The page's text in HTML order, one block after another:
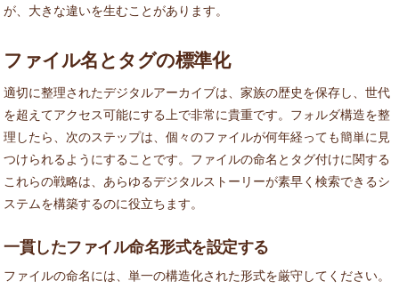
が、大きな違いを生むことがあります。
ファイル名とタグの標準化
適切に整理されたデジタルアーカイブは、家族の歴史を保存し、世代
を超えてアクセス可能にする上で非常に貴重です。フォルダ構造を整
理したら、次のステップは、個々のファイルが何年経っても簡単に見
つけられるようにすることです。ファイルの命名とタグ付けに関する
これらの戦略は、あらゆるデジタルストーリーが素早く検索できるシ
ステムを構築するのに役立ちます。
一貫したファイル命名形式を設定する
ファイルの命名には、単一の構造化された形式を厳守してください。